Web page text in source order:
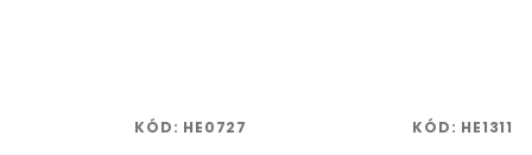
KÓD: HE0727 KÓD: HE1311